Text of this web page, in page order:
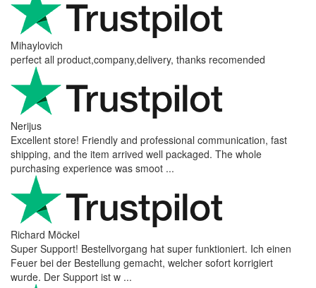
Mihaylovich
perfect all product,company,delivery, thanks recomended
Nerijus
Excellent store! Friendly and professional communication, fast
shipping, and the item arrived well packaged. The whole
purchasing experience was smoot ...
Richard Möckel
Super Support! Bestellvorgang hat super funktioniert. Ich einen
Feuer bei der Bestellung gemacht, welcher sofort korrigiert
wurde. Der Support ist w ...